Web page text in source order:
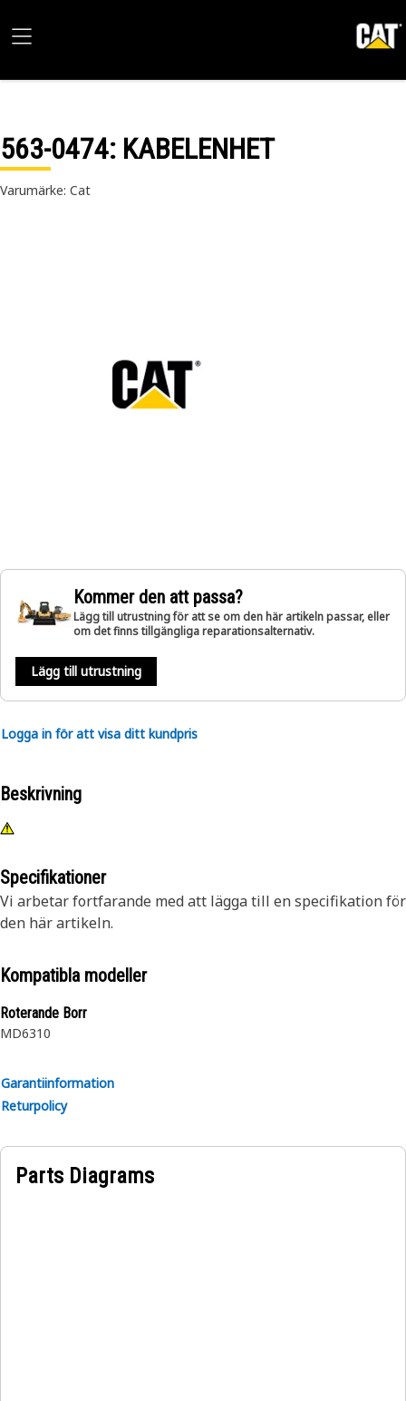
563-0474: KABELENHET
Varumärke: Cat
Kommer den att passa?
Lägg till utrustning för att se om den här artikeln passar, eller
om det finns tillgängliga reparationsalternativ.
Lägg till utrustning
Logga in för att visa ditt kundpris
Beskrivning
Specifikationer
Vi arbetar fortfarande med att lägga till en specifikation för
den här artikeln.
Kompatibla modeller
Roterande Borr
MD6310
Garantiinformation
Returpolicy
Parts Diagrams